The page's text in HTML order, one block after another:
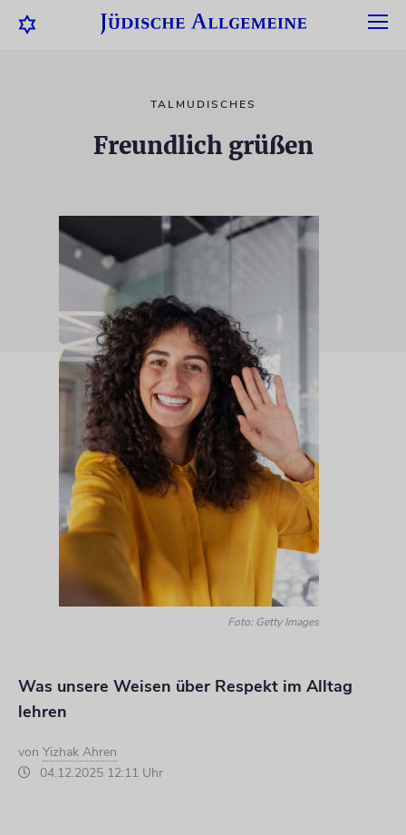
TALMUDISCHES
Freundlich grüßen
Foto: Getty Images
Was unsere Weisen über Respekt im Alltag
lehren
von Yizhak Ahren
04.12.2025 12:11 Uhr